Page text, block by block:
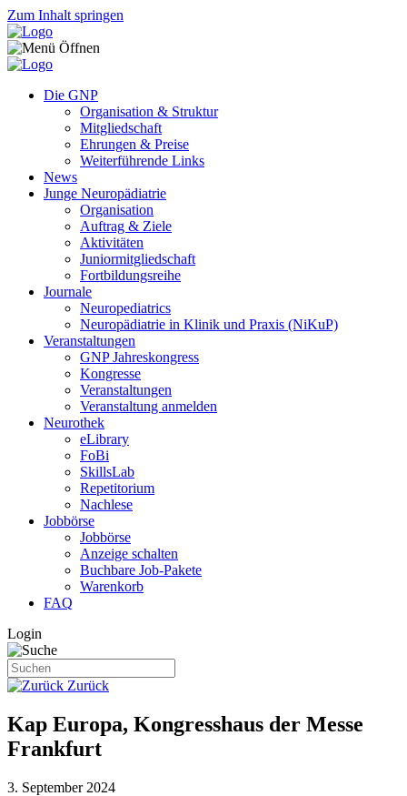
Zum Inhalt springen
Die GNP
Organisation & Struktur
Mitgliedschaft
Ehrungen & Preise
Weiterführende Links
News
Junge Neuropädiatrie
Organisation
Auftrag & Ziele
Aktivitäten
Juniormitgliedschaft
Fortbildungsreihe
Journale
Neuropediatrics
Neuropädiatrie in Klinik und Praxis (NiKuP)
Veranstaltungen
GNP Jahreskongress
Kongresse
Veranstaltungen
Veranstaltung anmelden
Neurothek
eLibrary
FoBi
SkillsLab
Repetitorium
Nachlese
Jobbörse
Jobbörse
Anzeige schalten
Buchbare Job-Pakete
Warenkorb
FAQ
Login
Zurück
Kap Europa, Kongresshaus der Messe
Frankfurt
3. September 2024